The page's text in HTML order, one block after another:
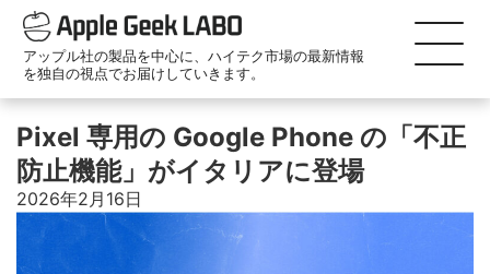
アップル社の製品を中心に、ハイテク市場の最新情報
を独自の視点でお届けしていきます。
Pixel 専用の Google Phone の「不正
防止機能」がイタリアに登場
2026年2月16日